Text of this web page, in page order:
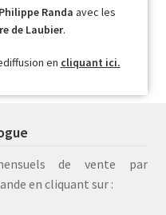
Philippe Randa avec les
de Laubier.
en cliquant ici.
de vente par
en cliquant sur :